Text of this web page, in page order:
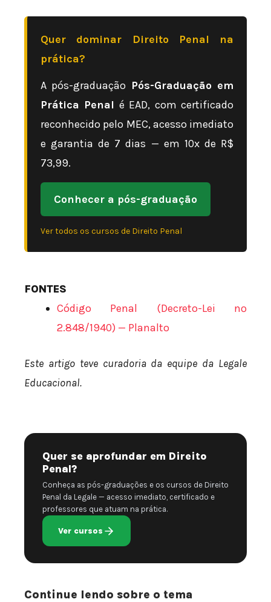
Quer dominar Direito Penal na
prática?
A pós-graduação Pós-Graduação em
Prática Penal é EAD, com certificado
reconhecido pelo MEC, acesso imediato
e garantia de 7 dias — em 10x de R$
73,99.
Conhecer a pós-graduação
Ver todos os cursos de Direito Penal
FONTES
Código Penal (Decreto-Lei nº
2.848/1940) — Planalto
Este artigo teve curadoria da equipe da Legale
Educacional.
Quer se aprofundar em Direito
Penal?
Conheça as pós-graduações e os cursos de Direito
Penal da Legale — acesso imediato, certificado e
professores que atuam na prática.
Ver cursos
Continue lendo sobre o tema